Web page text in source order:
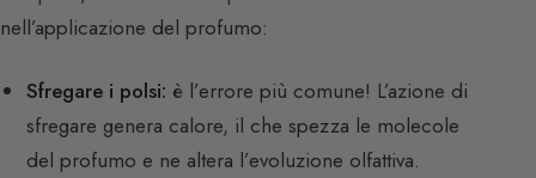
nell’applicazione del profumo:
Sfregare i polsi: è l’errore più comune! L’azione di
sfregare genera calore, il che spezza le molecole
del profumo e ne altera l’evoluzione olfattiva.